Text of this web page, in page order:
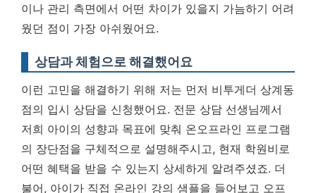
이나 관리 측면에서 어떤 차이가 있을지 가늠하기 어려
웠던 점이 가장 아쉬웠어요.
상담과 체험으로 해결했어요
이런 고민을 해결하기 위해 저는 먼저 비투게더 상계동
점의 입시 상담을 신청했어요. 전문 상담 선생님께서
저희 아이의 성향과 목표에 맞춰 온오프라인 프로그램
의 장단점을 구체적으로 설명해주시고, 현재 학원비로
어떤 혜택을 받을 수 있는지 상세하게 알려주셨죠. 더
불어, 아이가 직접 온라인 강의 샘플을 들어보고 오프